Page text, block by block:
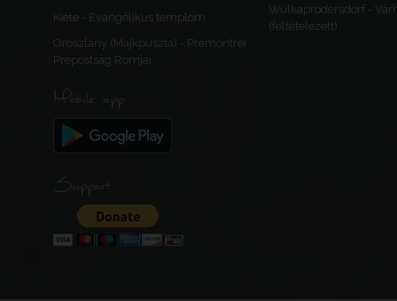
Kiéte - Evangélikus templom
Wulkaprodersdorf -
(feltételezett)
Oroszlány (Majkpuszta) - Premontrei
Prépostság Romjai
Mobile app
Support